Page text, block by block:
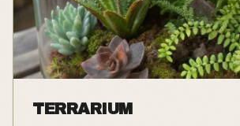
TERRARIUM